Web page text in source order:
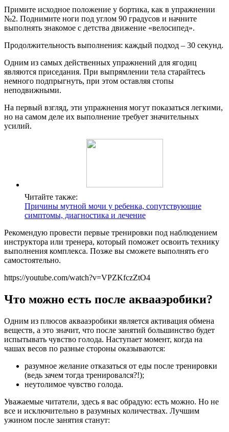
Примите исходное положение у бортика, как в упражнении
№2. Поднимите ноги под углом 90 градусов и начните
выполнять знакомое с детства движение «велосипед».
Продолжительность выполнения: каждый подход – 30 секунд.
Одним из самых действенных упражнений для ягодиц
являются приседания. При выпрямлении тела старайтесь
немного подпрыгнуть, при этом оставляя стопы
неподвижными.
На первый взгляд, эти упражнения могут показаться легкими,
но на самом деле их выполнение требует значительных
усилий.
Читайте также:
Причины мутной мочи у ребенка, сопутствующие
симптомы, диагностика и лечение
Рекомендую провести первые тренировки под наблюдением
инструктора или тренера, который поможет освоить технику
выполнения комплекса. Позже вы сможете выполнять его
самостоятельно.
https://youtube.com/watch?v=VPZKfczZtO4
Что можно есть после аквааэробики?
Одним из плюсов аквааэробики является активация обмена
веществ, а это значит, что после занятий большинство будет
испытывать чувство голода. Наступает момент, когда на
чашах весов по разные стороны оказываются:
разумное желание отказаться от еды после тренировки
(ведь зачем тогда тренировался?!);
неутолимое чувство голода.
Уважаемые читатели, здесь я вас обрадую: есть можно. Но не
все и исключительно в разумных количествах. Лучшим
ужином после занятия станут: